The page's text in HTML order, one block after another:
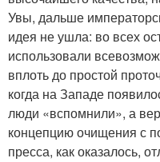
Увы, дальше
идея не ушла: во всех
использовали
вплоть до простой
когда на Западе
люди «вспомнили», а
концепцию очищения с
пресса, как оказалось,